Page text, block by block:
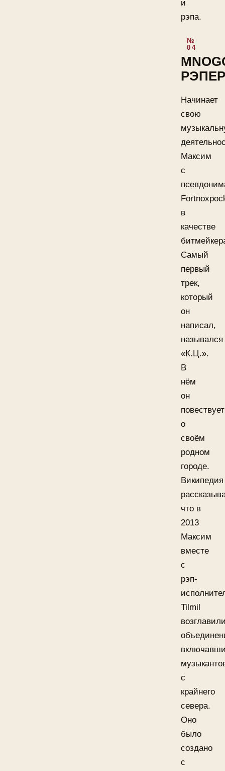
и
рэпа.
РЭПЕР
Начинает
свою
Максим
с
в
качестве
Самый
первый
трек,
который
он
написал,
назывался
«К.Ц.».
В
нём
он
повествует
о
своём
родном
городе.
Википедия
что в
2013
Максим
вместе
с
рэп-
Tilmil
с
крайнего
севера.
Оно
было
создано
с